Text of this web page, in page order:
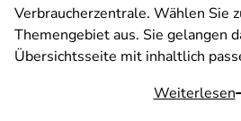
Verbraucherzentrale. Wählen Sie
Themengebiet aus. Sie gelangen
Übersichtsseite mit inhaltlich
Weiterlesen